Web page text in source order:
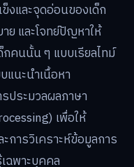
งและจุดอ่อนของเด็ก
ย และโจทย์ปัญหาให้
กคนนั้น ๆ แบบเรียลไทม์
แนะนำเนื้อหา
ประมวลผลภาษา
เพื่อให้
การวิเคราะห์ข้อมูลการ
ฉพาะบุคคล